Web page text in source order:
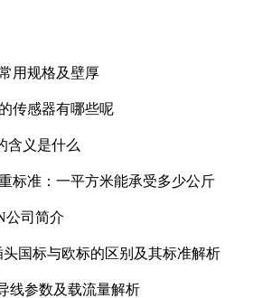
用规格及壁厚
传感器有哪些呢
含义是什么
标准：一平方米能承受多少公斤
公司简介
头国标与欧标的区别及其标准解析
线参数及载流量解析